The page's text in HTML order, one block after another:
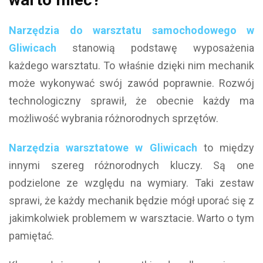
Narzędzia do warsztatu samochodowego w
Gliwicach
stanowią podstawę wyposażenia
każdego warsztatu. To właśnie dzięki nim mechanik
może wykonywać swój zawód poprawnie. Rozwój
technologiczny sprawił, że obecnie każdy ma
możliwość wybrania różnorodnych sprzętów.
Narzędzia warsztatowe w Gliwicach to między
innymi szereg różnorodnych kluczy. Są one
podzielone ze względu na wymiary. Taki zestaw
sprawi, że każdy mechanik będzie mógł uporać się z
jakimkolwiek problemem w warsztacie. Warto o tym
pamiętać.